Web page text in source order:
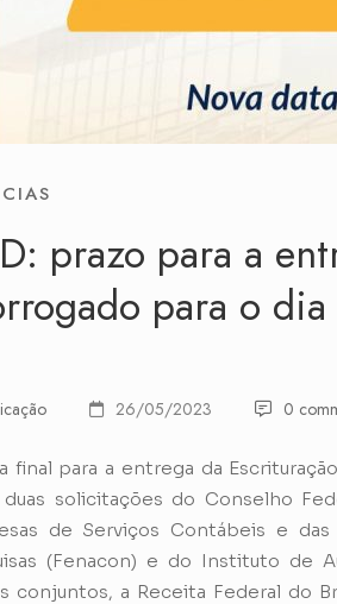
prazo para a
para o
26/05/2023 0
final para a entrega da
solicitações do Conselho
de Serviços Contábeis e
(Fenacon) e do Instituto de
conjuntos, a Receita Federal do